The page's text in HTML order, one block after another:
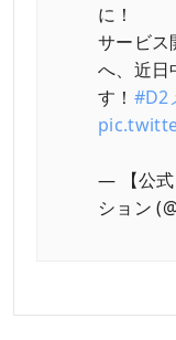
に！
サービス
へ、近日
す！ #D2
— 【公式
ション